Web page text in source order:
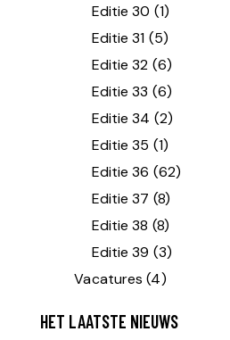
Editie 30 (1)
Editie 31 (5)
Editie 32 (6)
Editie 33 (6)
Editie 34 (2)
Editie 35 (1)
Editie 36 (62)
Editie 37 (8)
Editie 38 (8)
Editie 39 (3)
Vacatures (4)
HET LAATSTE NIEUWS